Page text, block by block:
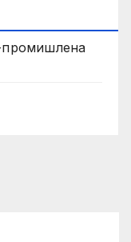
промишлена